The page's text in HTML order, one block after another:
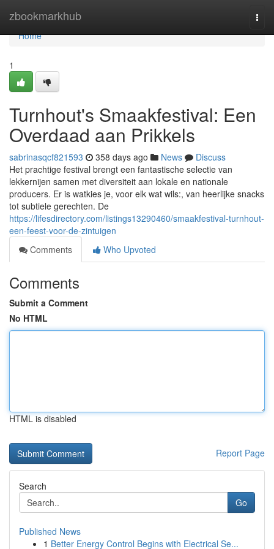
zbookmarkhub
Home
Home
1
Turnhout's Smaakfestival: Een
Overdaad aan Prikkels
sabrinasqcf821593 358 days ago News
Discuss
Het prachtige festival brengt een fantastische selectie van
lekkernijen samen met diversiteit aan lokale en nationale
producers. Er is watkies je, voor elk wat wils:, van heerlijke snacks
tot subtiele gerechten. De
https://lifesdirectory.com/listings13290460/smaakfestival-turnhout-
een-feest-voor-de-zintuigen
Comments
Who Upvoted
Comments
Submit a Comment
No HTML
HTML is disabled
Report Page
Search
Go
Published News
1 Better Energy Control Begins with Electrical Se...